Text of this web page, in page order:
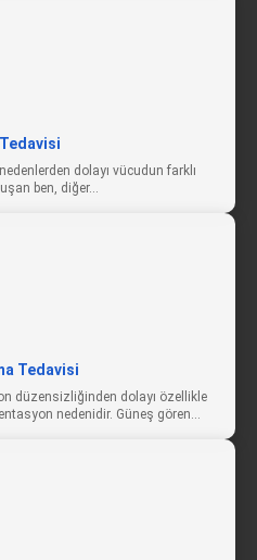
dolayı vücudun farklı
ben, diğer…
Tedavisi
düzensizliğinden dolayı özellikle
nedenidir. Güneş gören…